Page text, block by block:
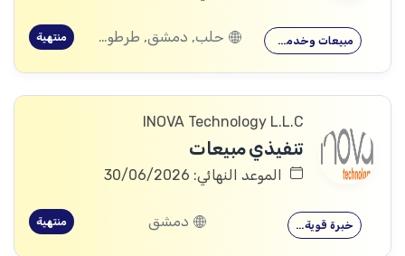
مبيعات وخدمة… حلب, دمشق, طرطوس, ريف دمشق, ديرالزور, السويداء, إدلب, القنيطرة, اللاذقية, الرقة, حمص, الحسكة, حماة منتهية
INOVA Technology L.L.C
تنفيذي مبيعات
الموعد النهائي: 30/06/2026
خبرة قوية… دمشق منتهية